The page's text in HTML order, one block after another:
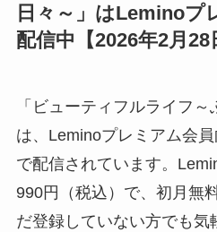
日々～」はLeminoプ
配信中【2026年2月28
「ビューティフルライフ～
は、Leminoプレミアム会
で配信されています。
990円（税込）で、初月無
だ登録していない方でも気